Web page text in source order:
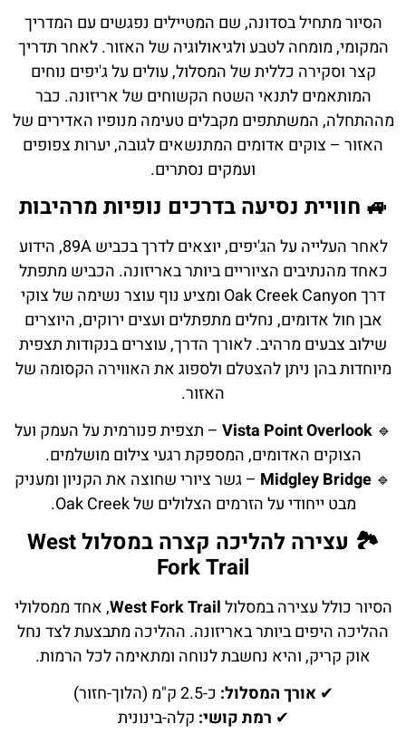
הסיור מתחיל בסדונה, שם המטיילים נפגשים עם המדריך
המקומי, מומחה לטבע ולגיאולוגיה של האזור. לאחר תדריך
קצר וסקירה כללית של המסלול, עולים על ג'יפים נוחים
המותאמים לתנאי השטח הקשוחים של אריזונה. כבר
מההתחלה, המשתתפים מקבלים טעימה מנופיו האדירים של
האזור – צוקים אדומים המתנשאים לגובה, יערות צפופים
ועמקים נסתרים.
🚙 חוויית נסיעה בדרכים נופיות מרהיבות
לאחר העלייה על הג'יפים, יוצאים לדרך בכביש 89A, הידוע
כאחד מהנתיבים הציוריים ביותר באריזונה. הכביש מתפתל
דרך Oak Creek Canyon ומציע נוף עוצר נשימה של צוקי
אבן חול אדומים, נחלים מתפתלים ועצים ירוקים, היוצרים
שילוב צבעים מרהיב. לאורך הדרך, עוצרים בנקודות תצפית
מיוחדות בהן ניתן להצטלם ולספוג את האווירה הקסומה של
האזור.
🔹
Vista Point Overlook – תצפית פנורמית על העמק ועל
הצוקים האדומים, המספקת רגעי צילום מושלמים.
🔹
Midgley Bridge – גשר ציורי שחוצה את הקניון ומעניק
מבט ייחודי על הזרמים הצלולים של Oak Creek.
🏞️ עצירה להליכה קצרה במסלול West
Fork Trail
הסיור כולל עצירה במסלולWest Fork Trail, אחד ממסלולי
ההליכה היפים ביותר באריזונה. ההליכה מתבצעת לצד נחל
אוק קריק, והיא נחשבת לנוחה ומתאימה לכל הרמות.
✔אורך המסלול: כ-2.5 ק"מ (הלוך-חזור)
✔ רמת קושי: קלה-בינונית